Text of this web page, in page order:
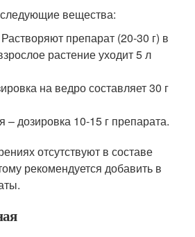
вещества:
препарат (20-30 г) в
растение уходит 5 л
на ведро составляет 30 г
дозировка 10-15 г препарата.
отсутствуют в составе
рекомендуется добавить в